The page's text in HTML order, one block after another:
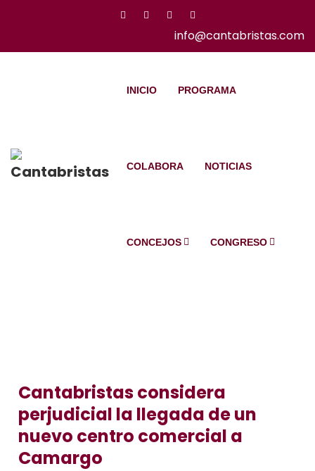
info@cantabristas.com
INICIO PROGRAMA
COLABORA NOTICIAS
CONCEJOS CONGRESO
Cantabristas considera
perjudicial la llegada de un
nuevo centro comercial a
Camargo